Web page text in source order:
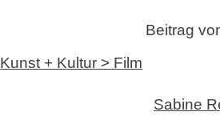
Kunst + Kultur > Film
Beitrag
Sabine